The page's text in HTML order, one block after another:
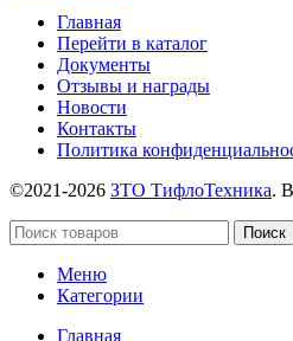
Главная
Перейти в каталог
Документы
Отзывы и награды
Новости
Контакты
Политика
©2021-2026 ЗТО ТифлоТехника.
Поиск
Меню
Категории
Главная